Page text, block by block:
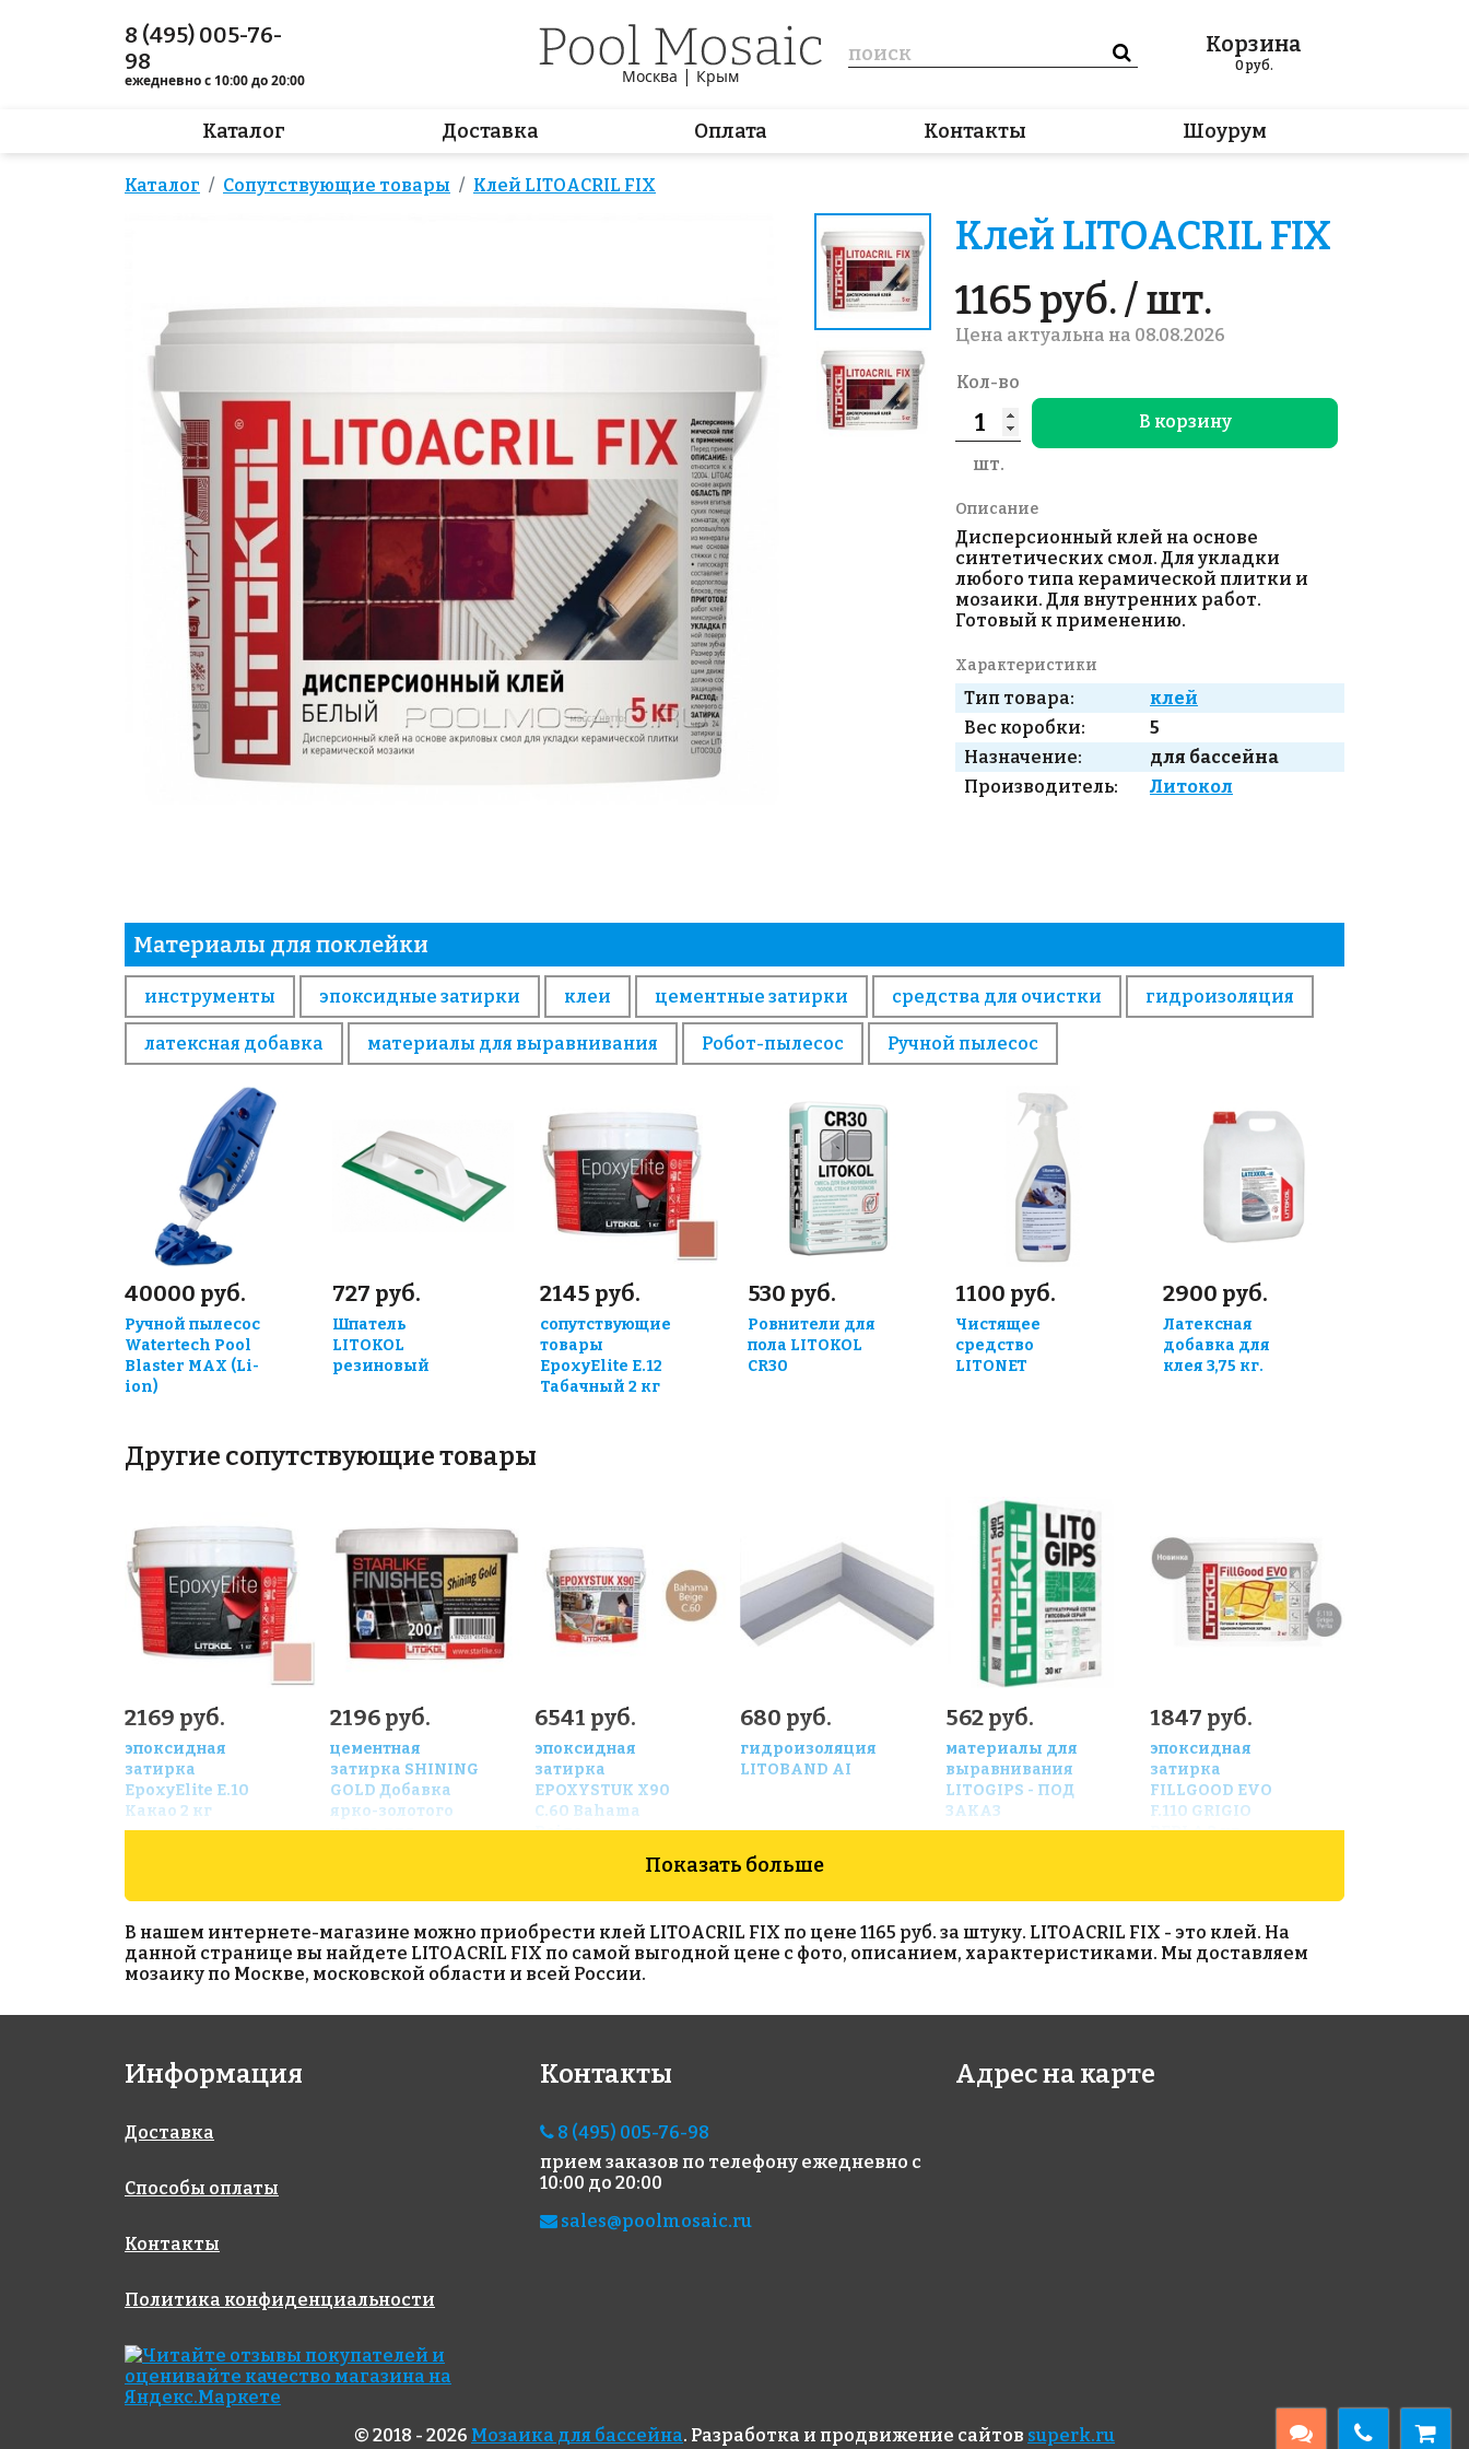
8 (495) 005-76-
98
ежедневно с 10:00 до 20:00 Москва | Крым
Корзина
0руб.
Каталог Доставка Оплата Контакты Шоурум
Каталог Сопутствующие товары Клей LITOACRIL FIX
Клей LITOACRIL FIX
1165 руб. / шт.
Цена актуальна на 08.08.2026
Кол-во
шт.
В корзину
Описание
Дисперсионный клей на основе
синтетических смол. Для укладки
любого типа керамической плитки и
мозаики. Для внутренних работ.
Готовый к применению.
Характеристики
Тип товара:
клей
Вес коробки:
5
Назначение:
для бассейна
Производитель:
Литокол
Материалы для поклейки
инструменты эпоксидные затирки клеи цементные затирки средства для очистки гидроизоляция
латексная добавка материалы для выравнивания Робот-пылесос Ручной пылесос
40000 руб.
Ручной пылесос
Watertech Pool
Blaster MAX (Li-
ion)
727 руб.
Шпатель
LITOKOL
резиновый
2145 руб.
сопутствующие
товары
EpoxyElite E.12
Табачный 2 кг
530 руб.
Ровнители для
пола LITOKOL
CR30
1100 руб.
Чистящее
средство
LITONET
2900 руб.
Латексная
добавка для
клея 3,75 кг.
Другие сопутствующие товары
2169 руб.
эпоксидная
затирка
EpoxyElite E.10
Какао 2 кг
2196 руб.
цементная
затирка SHINING
GOLD Добавка
ярко-золотого
цвета для
6541 руб.
эпоксидная
затирка
EPOXYSTUK X90
С.60 Bahama
Beige
680 руб.
гидроизоляция
LITOBAND AI
562 руб.
материалы для
выравнивания
LITOGIPS - ПОД
ЗАКАЗ
1847 руб.
эпоксидная
затирка
FILLGOOD EVO
F.110 GRIGIO
PERLA 2 кг
1162 руб.
затирка
EpoxyElite E.03
1 кг
4068 руб.
эпоксидная
затирка Starlike
S.830 Rosa Kyoto
эпоксидная
затирка Starlike
S.100 BIANCO
Показать больше
В нашем интернете-магазине можно приобрести клей LITOACRIL FIX по цене 1165 руб. за штуку. LITOACRIL FIX - это клей. На
данной странице вы найдете LITOACRIL FIX по самой выгодной цене с фото, описанием, характеристиками. Мы доставляем
мозаику по Москве, московской области и всей России.
Информация
Доставка
Способы оплаты
Контакты
Политика конфиденциальности
Контакты
8 (495) 005-76-98
прием заказов по телефону ежедневно с
10:00 до 20:00
sales@poolmosaic.ru
Адрес на карте
© 2018 - 2026 Мозаика для бассейна. Разработка и продвижение сайтов superk.ru